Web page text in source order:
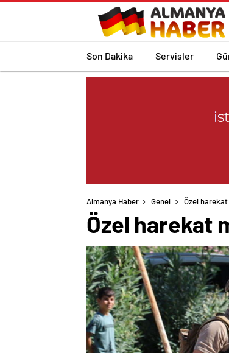
Son Dakika Servisler
Almanya Haber Genel Özel
Özel harekat